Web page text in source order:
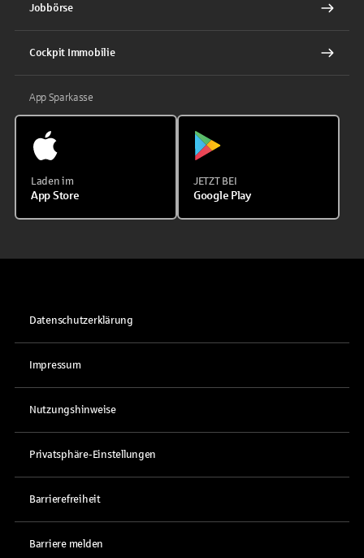
Jobbörse
Cockpit Immobilie
App Sparkasse
Laden im
App Store
JETZT BEI
Google Play
Datenschutzerklärung
Impressum
Nutzungshinweise
Privatsphäre-Einstellungen
Barrierefreiheit
Barriere melden